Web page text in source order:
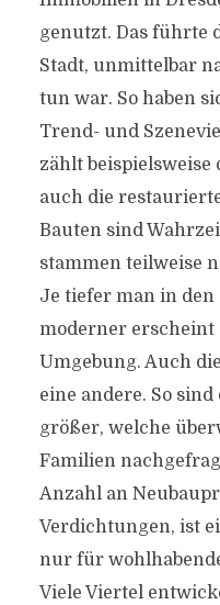
genutzt. Das führte
Stadt, unmittelbar
tun war. So haben
Trend- und
zählt beispielsweise
auch die
Bauten sind
stammen teilweise
Je tiefer man in den
moderner erscheint
Umgebung. Auch
eine andere. So
größer, welche
Familien
Anzahl an
Verdichtungen, ist
nur für
Viele Viertel